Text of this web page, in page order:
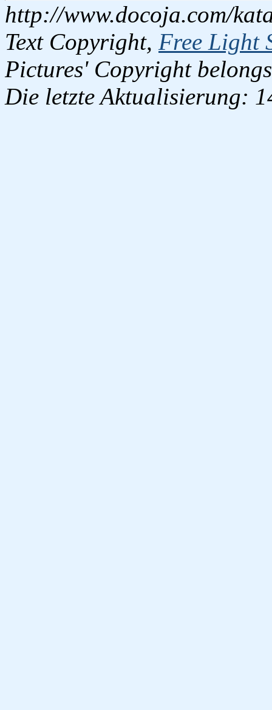
http://www.docoja.com/
Text Copyright, Free Light
Pictures' Copyright
Die letzte Aktualisierung: